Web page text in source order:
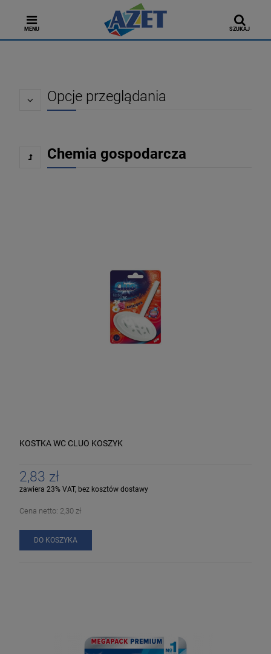
MENU SZUKAJ
Opcje przeglądania
Chemia gospodarcza
KOSTKA WC CLUO KOSZYK
2,83 zł
zawiera 23% VAT, bez kosztów dostawy
Cena netto: 2,30 zł
DO KOSZYKA